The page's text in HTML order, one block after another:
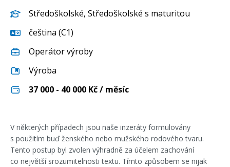
Středoškolské, Středoškolské s maturitou
čeština (C1)
Operátor výroby
Výroba
37 000 - 40 000 Kč / měsíc
V některých případech jsou naše inzeráty formulovány
s použitím buď ženského nebo mužského rodového tvaru.
Tento postup byl zvolen výhradně za účelem zachování
co největší srozumitelnosti textu. Tímto způsobem se nijak